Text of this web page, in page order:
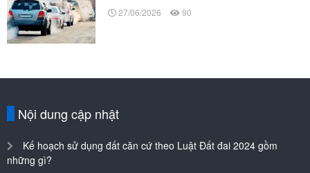
27/06/2026 90
Nội dung cập nhật
Kế hoạch sử dụng đất căn cứ theo Luật Đất đai 2024 gồm
những gì?